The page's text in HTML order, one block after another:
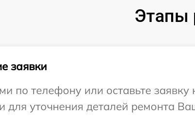
Этапы
заявки
по телефону или оставьте
для уточнения деталей ремонта